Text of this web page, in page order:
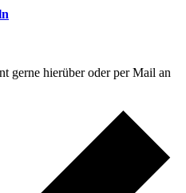
gerne hierüber oder per Mail an